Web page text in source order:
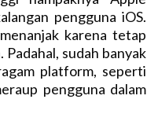
pengguna iOS.
karena tetap
sudah banyak
platform, seperti
pengguna dalam